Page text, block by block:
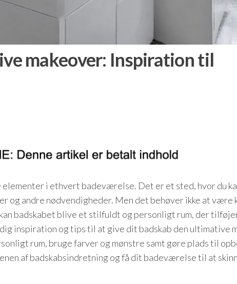
makeover: Inspiration til
i ethvert badeværelse. Det er et sted, hvor du
og andre nødvendigheder. Men det behøver ikke at være
badskabet blive et stilfuldt og personligt rum, der
inspiration og tips til at give dit badskab den ultimative
rum, bruge farver og mønstre samt gøre plads til
af badskabsindretning og få dit badeværelse til at